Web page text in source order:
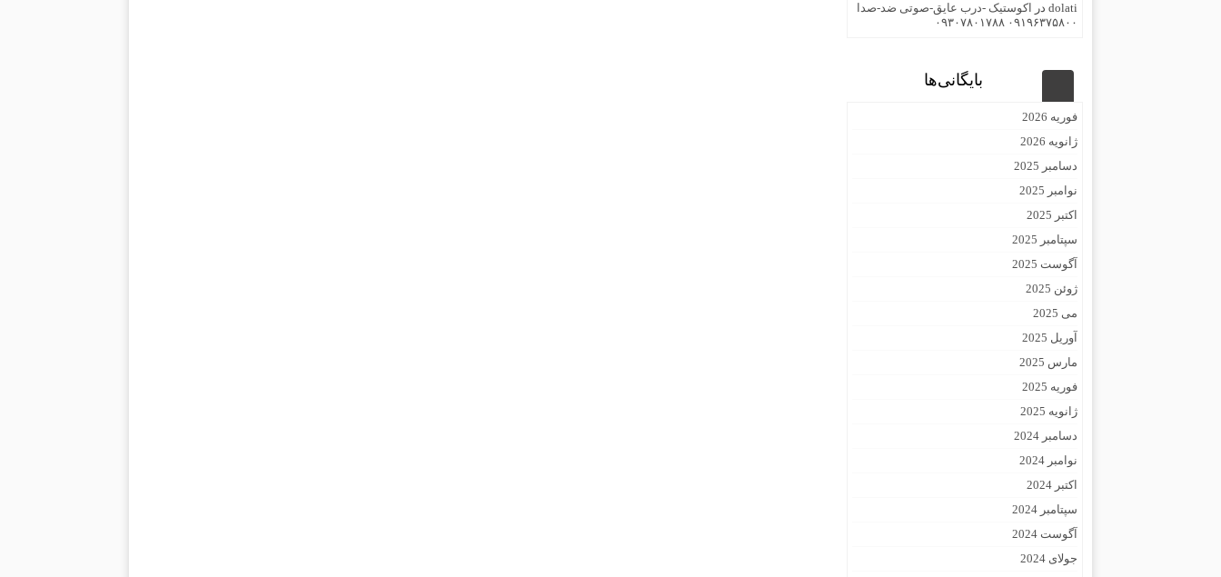
dolati در
اکوستیک -درب عایق-صوتی ضد-صدا
۰۹۱۹۶۳۷۵۸۰۰ ۰۹۳۰۷۸۰۱۷۸۸
بایگانی‌ها
فوریه 2026
ژانویه 2026
دسامبر 2025
نوامبر 2025
اکتبر 2025
سپتامبر 2025
آگوست 2025
ژوئن 2025
می 2025
آوریل 2025
مارس 2025
فوریه 2025
ژانویه 2025
دسامبر 2024
نوامبر 2024
اکتبر 2024
سپتامبر 2024
آگوست 2024
جولای 2024